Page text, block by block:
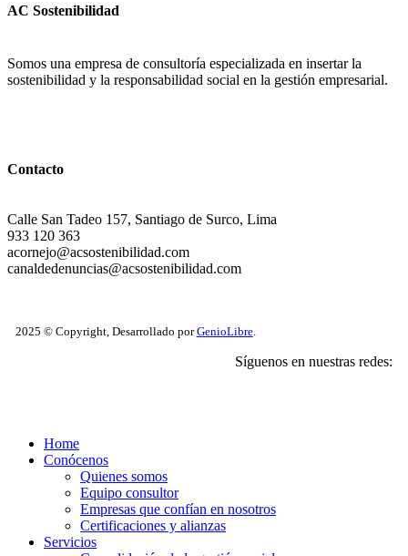
AC Sostenibilidad
Somos una empresa de consultoría especializada en insertar la
sostenibilidad y la responsabilidad social en la gestión empresarial.
Contacto
Calle San Tadeo 157, Santiago de Surco, Lima
933 120 363
acornejo@acsostenibilidad.com
canaldedenuncias@acsostenibilidad.com
2025 © Copyright, Desarrollado porGenioLibre.
Síguenos en nuestras redes:
Close
Menu
Home
Conócenos
Quienes somos
Equipo consultor
Empresas que confían en nosotros
Certificaciones y alianzas
Servicios